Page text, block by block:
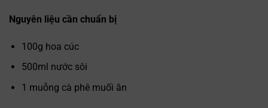
Nguyên liệu cần chuẩn bị
100g hoa cúc
500ml nước sôi
1 muỗng cà phê muối ăn